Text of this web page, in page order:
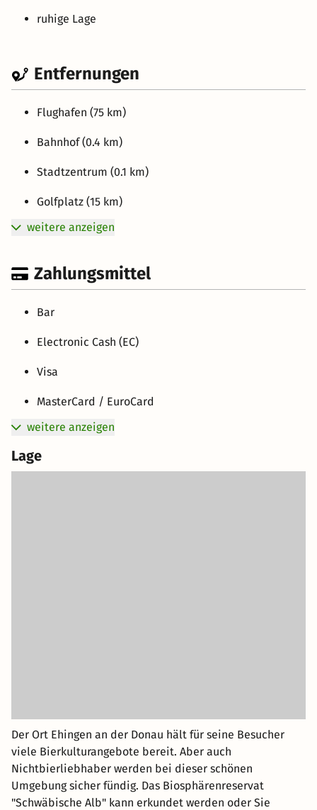
ruhige Lage
Entfernungen
Flughafen (75 km)
Bahnhof (0.4 km)
Stadtzentrum (0.1 km)
Golfplatz (15 km)
weitere anzeigen
Zahlungsmittel
Bar
Electronic Cash (EC)
Visa
MasterCard / EuroCard
weitere anzeigen
Lage
Der Ort Ehingen an der Donau hält für seine Besucher
viele Bierkulturangebote bereit. Aber auch
Nichtbierliebhaber werden bei dieser schönen
Umgebung sicher fündig. Das Biosphärenreservat
"Schwäbische Alb" kann erkundet werden oder Sie